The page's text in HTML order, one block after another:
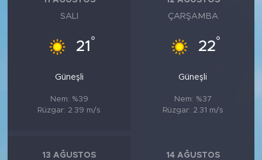
SALI
21 °
Güneşli
Nem: %39
Rüzgar: 2.39 m/s
ÇARŞAMBA
22°
Güneşli
Nem: %37
Rüzgar: 2.31 m/s
13 AĞUSTOS 14 AĞUSTOS